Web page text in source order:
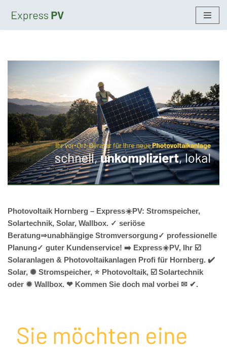
Photovoltaik Hornberg – Express☀️PV️: Stromspeicher,
Solartechnik, Solar, Wallbox. ✓ seriöse
Beratung⇒unabhängige Stromversorgung✓ professionelle
Planung✓ guter Kundenservice! ➡️ Express☀️PV️, Ihr ☑️
Solaranlagen & Photovoltaikanlagen Profi für Hornberg. ✔️
Solar, ✺ Stromspeicher, ⭐ Photovoltaik, ☑️ Solartechnik
oder ✹ Wallbox. ❤ Kommen Sie doch mal vorbei ✉ ✔.